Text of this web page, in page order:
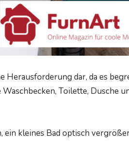
Herausforderung dar, da es
Toilette, Dusche
kleines Bad optisch